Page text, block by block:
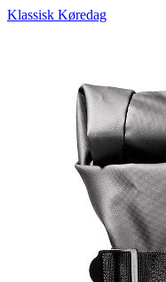
Klassisk Køredag